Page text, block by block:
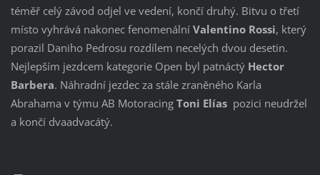
téměř celý závod odjel ve vedení, končí druhý. Bitvu o třetí
místo vyhrává nakonec fenomenální Valentino Rossi, který
porazil Daniho Pedrosu rozdílem necelých dvou desetin.
Nejlepším jezdcem kategorie Open byl patnáctý Hector
Barbera. Náhradní jezdec za stále zraněného Karla
Abrahama v týmu AB MotoracingToni Elías pozici neudržel
a končí dvaadvacátý.